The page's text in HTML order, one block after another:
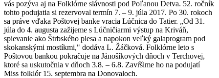
vás pozýva aj na Folklórne slávnosti pod Poľanou Detva. 52. ročník
tohto podujatia si rezervoval termín 7. – 9. júla 2017. Po 30. rokoch
sa práve vďaka Poštovej banke vracia Lúčnica do Tatier. „Od 31.
júla do 4. augusta zažijeme s Lúčničiarmi výstup na Kriváň,
spievanie ako Štrbského plesa a napokon veľký galaprogram pod
skokanskými mostíkmi," dodáva L. Žáčková. Folklórne leto s
Poštovou bankou pokračuje na Jánošíkových dňoch v Terchovej,
ktoré sa uskutočnia v dňoch 3.8. – 6.8. Zavŕšime ho na podujatí
Miss folklór 15. septembra na Donovaloch.